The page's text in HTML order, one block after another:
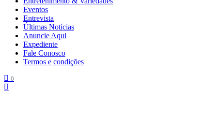
Eventos
Entrevista
Últimas Notícias
Anuncie Aqui
Expediente
Fale Conosco
Termos e condições
0